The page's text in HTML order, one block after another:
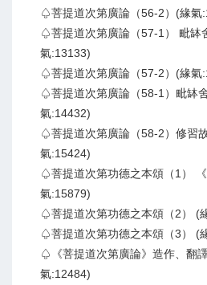
♤菩提道次第廣論（56-2）(緣氣
♤菩提道次第廣論（57-1） 毗缽
氣:13133)
♤菩提道次第廣論（57-2）(緣氣
♤菩提道次第廣論（58-1）毗缽
氣:14432)
♤菩提道次第廣論（58-2）修習
氣:15424)
♤菩提道次第功德之本頌（1）
氣:15879)
♤菩提道次第功德之本頌（2） (
♤菩提道次第功德之本頌（3） (
♤《菩提道次第廣論》造作、翻
氣:12484)